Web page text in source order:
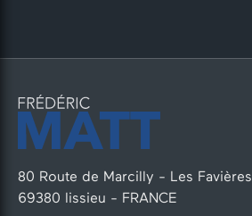
80 Route de Marcilly - Les Favières
69380 lissieu - FRANCE